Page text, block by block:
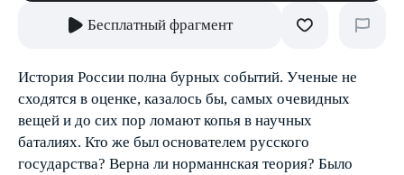
Бесплатный фрагмент
История России полна бурных событий. Ученые не
сходятся в оценке, казалось бы, самых очевидных
вещей и до сих пор ломают копья в научных
баталиях. Кто же был основателем русского
государства? Верна ли норманнская теория? Было